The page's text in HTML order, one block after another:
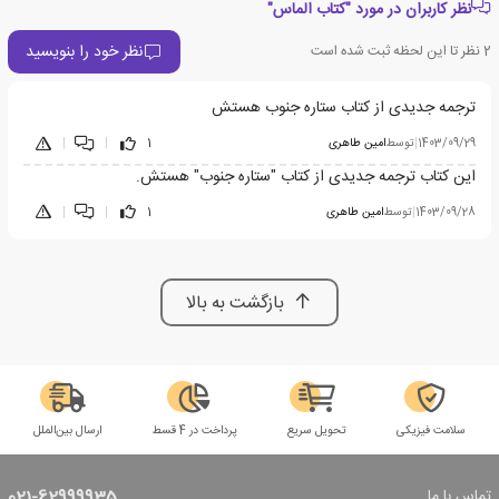
نظر کاربران در مورد "کتاب الماس‏‫"
2نظر تا این لحظه ثبت شده است نظر خود را بنویسید
ترجمه جدیدی از کتاب ستاره جنوب هستش
1403/09/29
|توسطامین طاهری 1
|
|
این کتاب ترجمه جدیدی از کتاب "ستاره جنوب" هستش.
1403/09/28
|توسطامین طاهری 1
|
|
بازگشت به بالا
سلامت فیزیکی تحویل سریع پرداخت در 4 قسط ارسال بین‌الملل